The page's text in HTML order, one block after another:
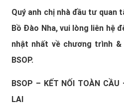
Quý anh chị nhà đầu tư quan
Bồ Đào Nha, vui lòng liên hệ
nhật nhất về chương trình
BSOP.
BSOP – KẾT NỐI TOÀN CẦU
LAI